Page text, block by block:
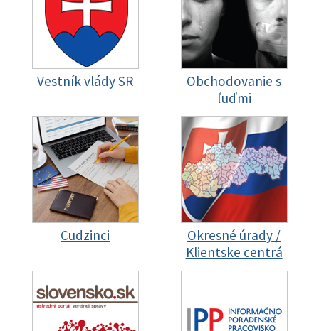
Vestník vlády SR
Obchodovanie s
ľuďmi
Cudzinci
Okresné úrady /
Klientske centrá